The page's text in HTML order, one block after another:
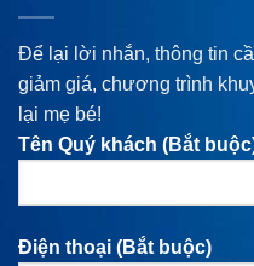
Để lại lời nhắn, thông tin
giảm giá, chương trình
lại mẹ bé!
Tên Quý khách (Bắt
Điện thoại (Bắt buộc)